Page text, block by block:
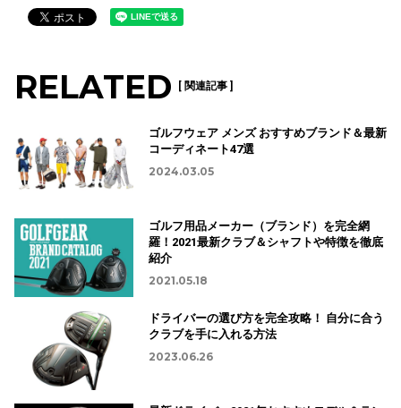
RELATED [ 関連記事 ]
ゴルフウェア メンズ おすすめブランド＆最新
コーディネート47選
2024.03.05
ゴルフ用品メーカー（ブランド）を完全網
羅！2021最新クラブ＆シャフトや特徴を徹底
紹介
2021.05.18
ドライバーの選び方を完全攻略！ 自分に合う
クラブを手に入れる方法
2023.06.26